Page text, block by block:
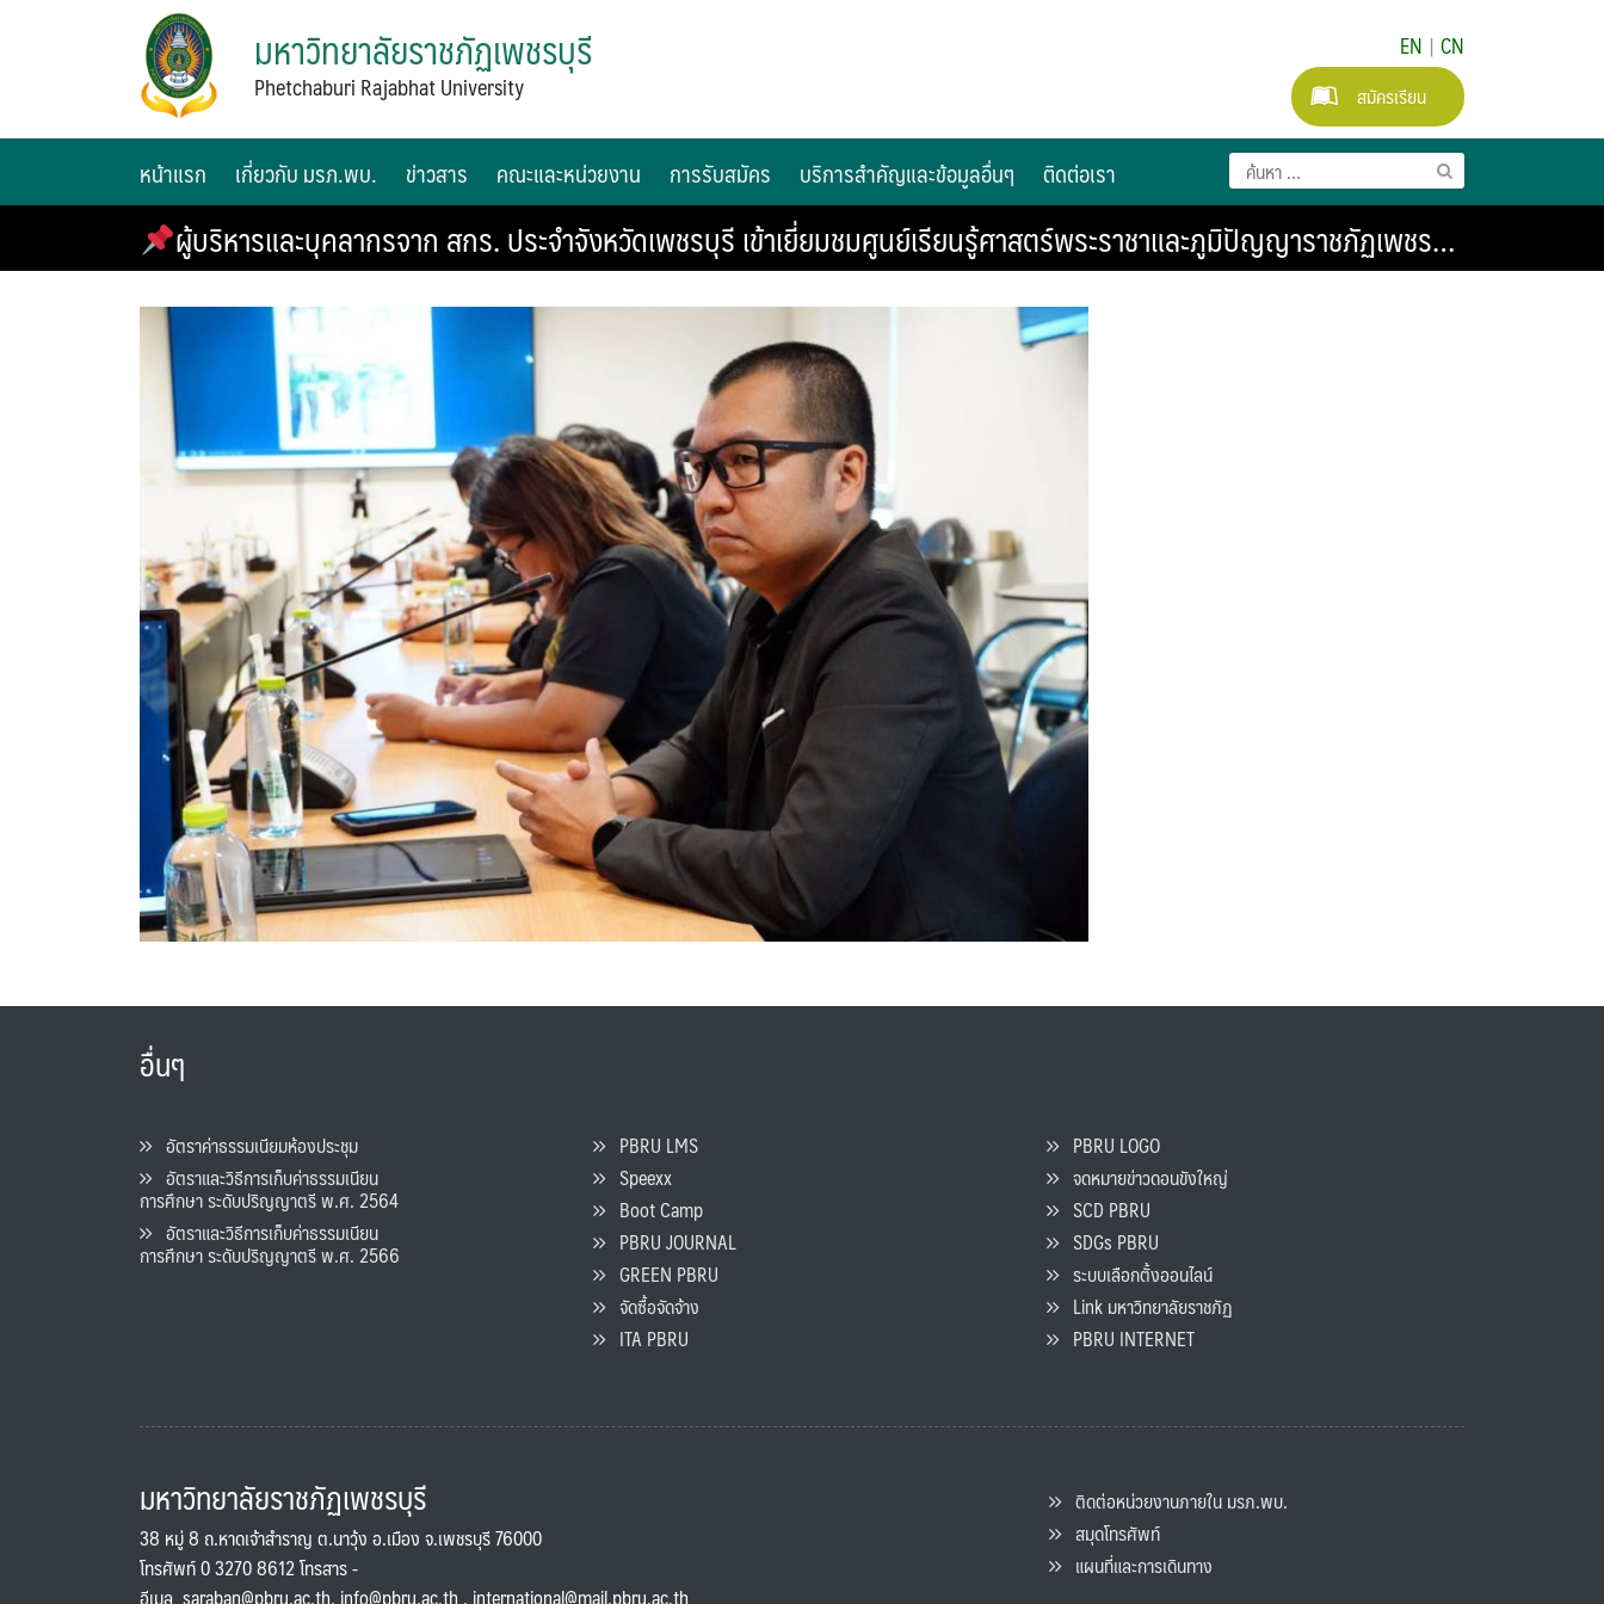
มหาวิทยาลัยราชภัฏเพชรบุรี
Phetchaburi Rajabhat University
EN | CN
สมัครเรียน
หน้าแรก เกี่ยวกับ มรภ.พบ. ข่าวสาร คณะและหน่วยงาน การรับสมัคร บริการสำคัญและข้อมูลอื่นๆ ติดต่อเรา
ผู้บริหารและบุคลากรจาก สกร. ประจำจังหวัดเพชรบุรี เข้าเยี่ยมชมศูนย์เรียนรู้ศาสตร์พระราชาและภูมิปัญญาราชภัฏเพชร…
อื่นๆ
อัตราค่าธรรมเนียมห้องประชุม
อัตราและวิธีการเก็บค่าธรรมเนียน
การศึกษา ระดับปริญญาตรี พ.ศ. 2564
อัตราและวิธีการเก็บค่าธรรมเนียน
การศึกษา ระดับปริญญาตรี พ.ศ. 2566
PBRU LMS
Speexx
Boot Camp
PBRU JOURNAL
GREEN PBRU
จัดซื้อจัดจ้าง
ITA PBRU
PBRU LOGO
จดหมายข่าวดอนขังใหญ่
SCD PBRU
SDGs PBRU
ระบบเลือกตั้งออนไลน์
Link มหาวิทยาลัยราชภัฏ
PBRU INTERNET
มหาวิทยาลัยราชภัฏเพชรบุรี
38 หมู่ 8 ถ.หาดเจ้าสำราญ ต.นาวุ้ง อ.เมือง จ.เพชรบุรี 76000
โทรศัพท์ 0 3270 8612 โทรสาร -
อีเมล saraban@pbru.ac.th, info@pbru.ac.th , international@mail.pbru.ac.th
ติดต่อหน่วยงานภายใน มรภ.พบ.
สมุดโทรศัพท์
แผนที่และการเดินทาง